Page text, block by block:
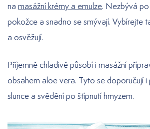
na masážní krémy a emulze. Nezbývá
pokožce a snadno se smývají. Vybírejte
a osvěžují.
Příjemně chladivě působí i masážní
obsahem aloe vera. Tyto se doporučují i
slunce a svědění po štípnutí hmyzem.